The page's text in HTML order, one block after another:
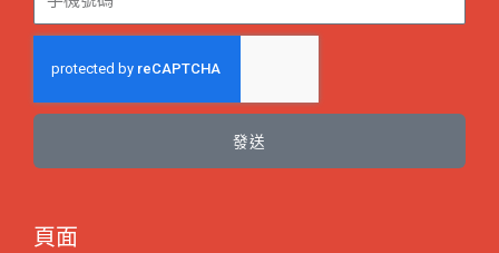
發送
頁面